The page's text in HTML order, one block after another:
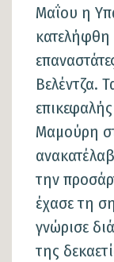
Μαΐου η
κατελήφθη
Βελέντζα.
Mαμούρη
την
έχασε τη
γνώρισε
της